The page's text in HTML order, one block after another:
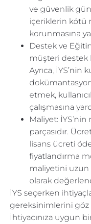
ve güvenlik
içeriklerin kötü
korunmasına
Destek ve
müşteri destek
Ayrıca, İYS’nin
etmek,
çalışmasına
Maliyet:
parçasıdır.
lisans ücreti
fiyatlandırma
maliyetini uzun
olarak
İYS seçerken
gereksinimlerini göz
İhtiyacınıza uygun